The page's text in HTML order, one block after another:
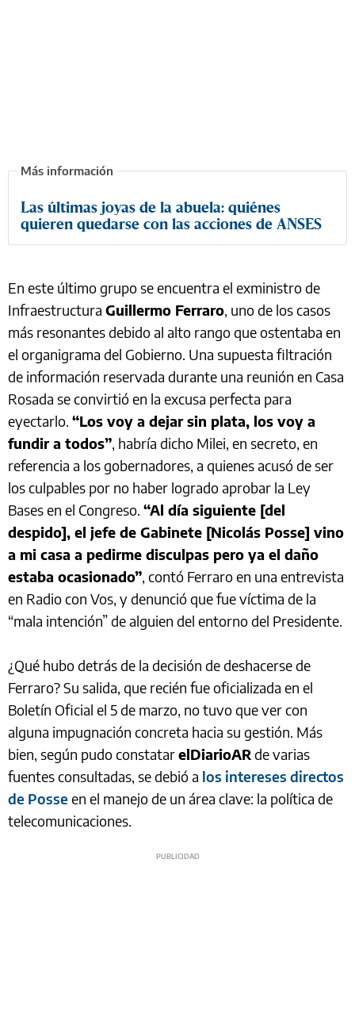
Las últimas joyas de la abuela: quiénes
quieren quedarse con las acciones de ANSES
En este último grupo se encuentra el exministro de
Infraestructura Guillermo Ferraro, uno de los casos
más resonantes debido al alto rango que ostentaba en
el organigrama del Gobierno. Una supuesta filtración
de información reservada durante una reunión en Casa
Rosada se convirtió en la excusa perfecta para
eyectarlo. “Los voy a dejar sin plata, los voy a
fundir a todos”, habría dicho Milei, en secreto, en
referencia a los gobernadores, a quienes acusó de ser
los culpables por no haber logrado aprobar la Ley
Bases en el Congreso. “Al día siguiente [del
despido], el jefe de Gabinete [Nicolás Posse] vino
a mi casa a pedirme disculpas pero ya el daño
estaba ocasionado”, contó Ferraro en una entrevista
en Radio con Vos, y denunció que fue víctima de la
“mala intención” de alguien del entorno del Presidente.
¿Qué hubo detrás de la decisión de deshacerse de
Ferraro? Su salida, que recién fue oficializada en el
Boletín Oficial el 5 de marzo, no tuvo que ver con
alguna impugnación concreta hacia su gestión. Más
bien, según pudo constatarelDiarioARde varias
fuentes consultadas, se debió a los intereses directos
de Posseen el manejo de un área clave: la política de
telecomunicaciones.